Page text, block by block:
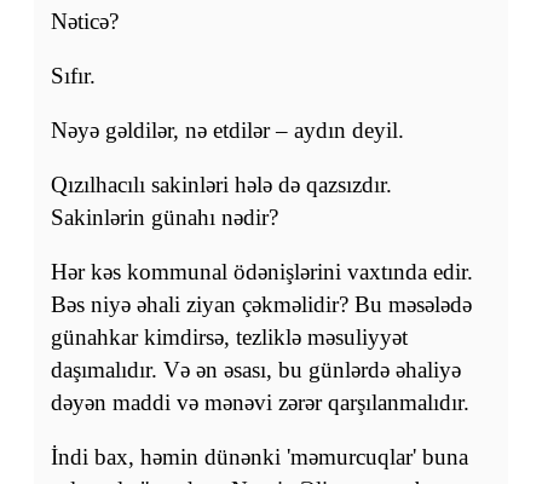
Nəticə?
Sıfır.
Nəyə gəldilər, nə etdilər – aydın deyil.
Qızılhacılı sakinləri hələ də qazsızdır.
Sakinlərin günahı nədir?
Hər kəs kommunal ödənişlərini vaxtında edir.
Bəs niyə əhali ziyan çəkməlidir? Bu məsələdə
günahkar kimdirsə, tezliklə məsuliyyət
daşımalıdır. Və ən əsası, bu günlərdə əhaliyə
dəyən maddi və mənəvi zərər qarşılanmalıdır.
İndi bax, həmin dünənki 'məmurcuqlar' buna